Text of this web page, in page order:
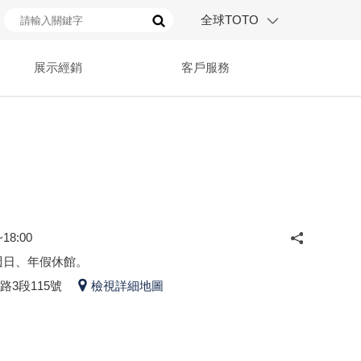
全球TOTO
展示經銷 客戶服務
、年假休館。
3段115號
檢視詳細地圖